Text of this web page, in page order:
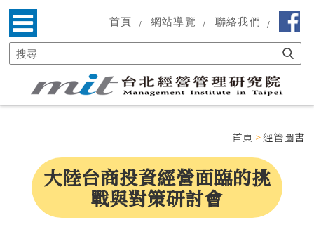
首頁 網站導覽 聯絡我們
大陸台商投資經營面臨的挑
戰與對策研討會
首頁 >經管圖書